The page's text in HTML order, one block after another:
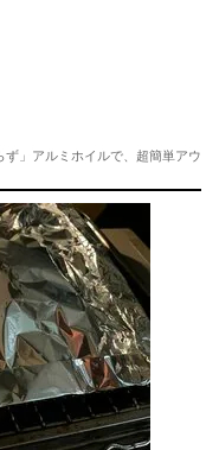
ず」アルミホイルで、超簡単アウ